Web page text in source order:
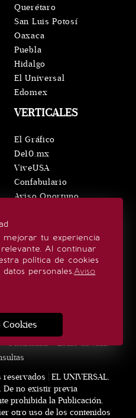
mejorar tu experiencia
Al continuar
política de cookies
personales.Aviso
VERTICALES
El Gráfico
De10.mx
ViveUSA
Confabulario
Aviso Oportuno
Querétaro
San Luis Potosí
Oaxaca
Puebla
Hidalgo
El Universal
Edomex
SÍGUENOS
somos
Publicidad
Estilo de vida
| EL UNIVERSAL,
De no existir previa
prohibida la Publicación,
otro uso de los contenidos